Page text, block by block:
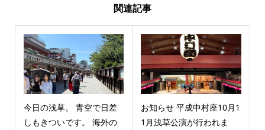
関連記事
今日の浅草。 青空で日差
しもきついです。 海外の
お知らせ 平成中村座10月1
1月浅草公演が行われま